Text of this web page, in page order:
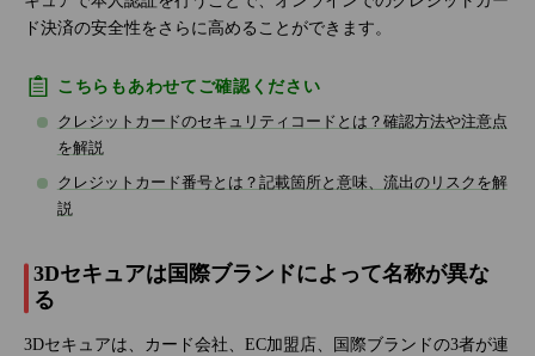
ド決済の安全性をさらに高めることができます。
こちらもあわせてご確認ください
クレジットカードのセキュリティコードとは？確認方法や注意点
を解説
クレジットカード番号とは？記載箇所と意味、流出のリスクを解
説
3Dセキュアは国際ブランドによって名称が異な
る
3Dセキュアは、カード会社、EC加盟店、国際ブランドの3者が連